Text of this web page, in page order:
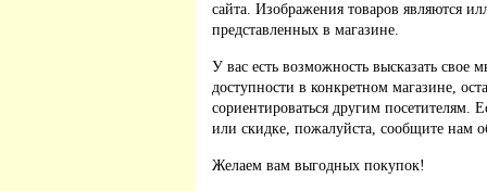
сайта. Изображения товаров являются
представленных в магазине.
У вас есть возможность высказать свое
доступности в конкретном магазине,
сориентироваться другим
или скидке, пожалуйста, сообщите нам
Желаем вам выгодных покупок!